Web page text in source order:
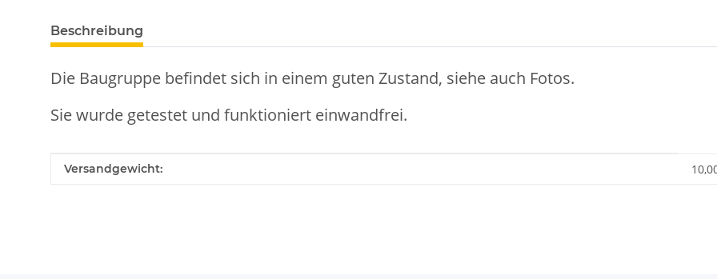
weitere Registerkarten anzeigen
Beschreibung
Die Baugruppe befindet sich in einem guten Zustand, siehe auch Fotos.
Sie wurde getestet und funktioniert einwandfrei.
Produkteigenschaft
Wert
Versandgewicht: